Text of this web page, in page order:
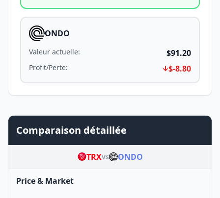
ONDO
Valeur actuelle: $91.20
Profit/Perte: $-8.80
Comparaison détaillée
TRXvs ONDO
Price & Market